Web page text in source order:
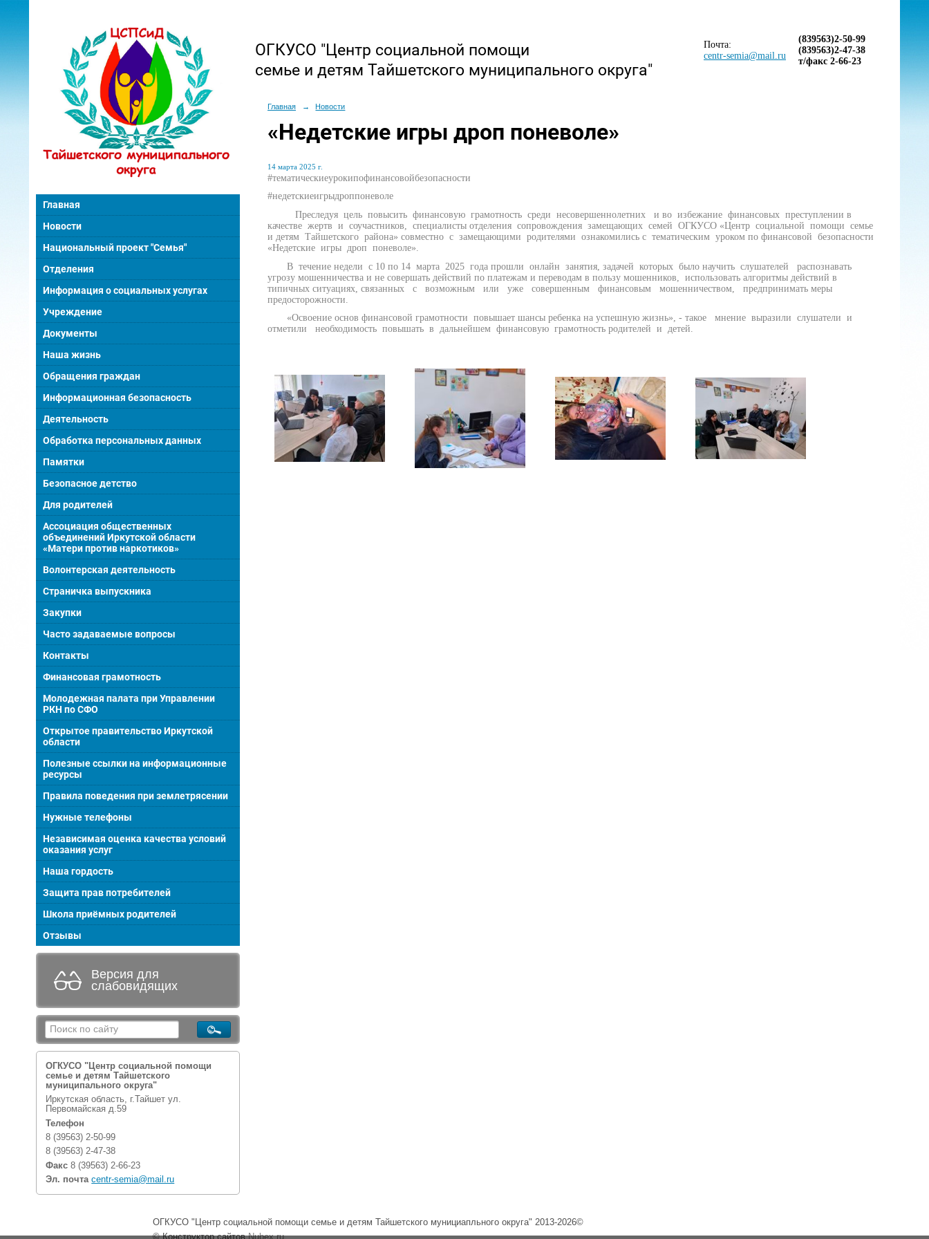
Главная
Новости
Национальный проект "Семья"
Отделения
Информация о социальных услугах
Учреждение
Документы
Наша жизнь
Обращения граждан
Информационная безопасность
Деятельность
Обработка персональных данных
Памятки
Безопасное детство
Для родителей
Ассоциация общественных
объединений Иркутской области
«Матери против наркотиков»
Волонтерская деятельность
Страничка выпускника
Закупки
Часто задаваемые вопросы
Контакты
Финансовая грамотность
Молодежная палата при Управлении
РКН по СФО
Открытое правительство Иркутской
области
Полезные ссылки на информационные
ресурсы
Правила поведения при землетрясении
Нужные телефоны
Независимая оценка качества условий
оказания услуг
Наша гордость
Защита прав потребителей
Школа приёмных родителей
Отзывы
Версия для
слабовидящих
ОГКУСО "Центр социальной помощи
семье и детям Тайшетского
муниципального округа"
Иркутская область, г.Тайшет ул.
Первомайская д.59
Телефон
8 (39563) 2-50-99
8 (39563) 2-47-38
Факс 8 (39563) 2-66-23
Эл. почта centr-semia@mail.ru
ОГКУСО "Центр социальной помощи
семье и детям Тайшетского муниципального округа"
Почта:
centr-semia@mail.ru
(839563)2-50-99
(839563)2-47-38
т/факс 2-66-23
Главная → Новости
«Недетские игры дроп поневоле»
14 марта 2025 г.
#тематическиеурокипофинансовойбезопасности
#недетскиеигрыдроппоневоле
Преследуя цель повысить финансовую грамотность среди несовершеннолетних и во избежание финансовых преступлении в
качестве жертв и соучастников, специалисты отделения сопровождения замещающих семей ОГКУСО «Центр социальной помощи семье
и детям Тайшетского района» совместно с замещающими родителями ознакомились с тематическим уроком по финансовой безопасности
«Недетские игры дроп поневоле».
В течение недели с 10 по 14 марта 2025 года прошли онлайн занятия, задачей которых было научить слушателей распознавать
угрозу мошенничества и не совершать действий по платежам и переводам в пользу мошенников, использовать алгоритмы действий в
типичных ситуациях, связанных с возможным или уже совершенным финансовым мошенничеством, предпринимать меры
предосторожности.
«Освоение основ финансовой грамотности повышает шансы ребенка на успешную жизнь», - такое мнение выразили слушатели и
отметили необходимость повышать в дальнейшем финансовую грамотность родителей и детей.
ОГКУСО "Центр социальной помощи семье и детям Тайшетского мунициапльного округа" 2013-2026©